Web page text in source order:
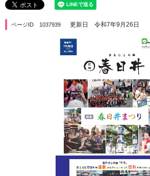
ページID 1037939 更新日 令和7年9月26日